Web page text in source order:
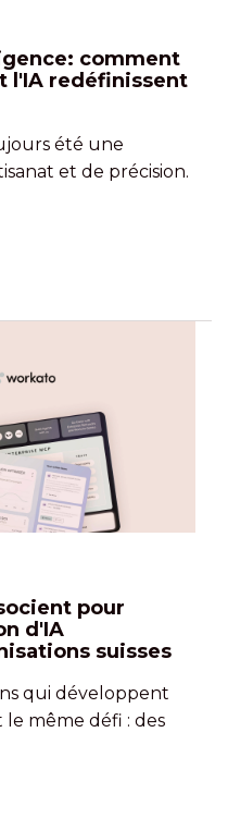
comment
l'IA redéfinissent
été une
et de précision.
pour
d'IA
suisses
qui développent
même défi : des